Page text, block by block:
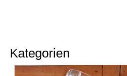
Kategorien